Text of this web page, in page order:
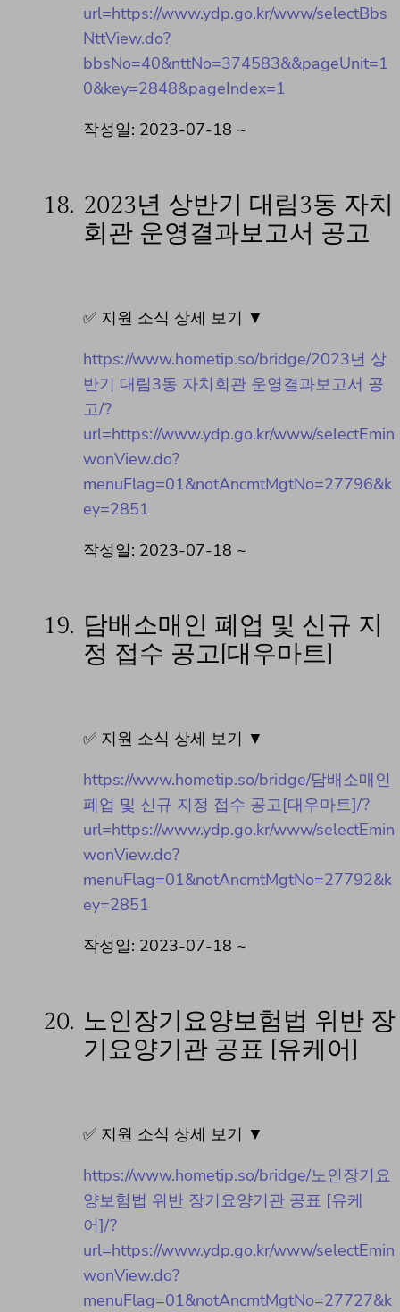
url=https://www.ydp.go.kr/www/selectBbs
NttView.do?
bbsNo=40&nttNo=374583&&pageUnit=1
0&key=2848&pageIndex=1
작성일: 2023-07-18 ~
18. 2023년 상반기 대림3동 자치
회관 운영결과보고서 공고
✅ 지원 소식 상세 보기 ▼
https://www.hometip.so/bridge/2023년 상
반기 대림3동 자치회관 운영결과보고서 공
고/?
url=https://www.ydp.go.kr/www/selectEmin
wonView.do?
menuFlag=01&notAncmtMgtNo=27796&k
ey=2851
작성일: 2023-07-18 ~
19. 담배소매인 폐업 및 신규 지
정 접수 공고[대우마트]
✅ 지원 소식 상세 보기 ▼
https://www.hometip.so/bridge/담배소매인
폐업 및 신규 지정 접수 공고[대우마트]/?
url=https://www.ydp.go.kr/www/selectEmin
wonView.do?
menuFlag=01&notAncmtMgtNo=27792&k
ey=2851
작성일: 2023-07-18 ~
20. 노인장기요양보험법 위반 장
기요양기관 공표 [유케어]
✅ 지원 소식 상세 보기 ▼
https://www.hometip.so/bridge/노인장기요
양보험법 위반 장기요양기관 공표 [유케
어]/?
url=https://www.ydp.go.kr/www/selectEmin
wonView.do?
menuFlag=01&notAncmtMgtNo=27727&k